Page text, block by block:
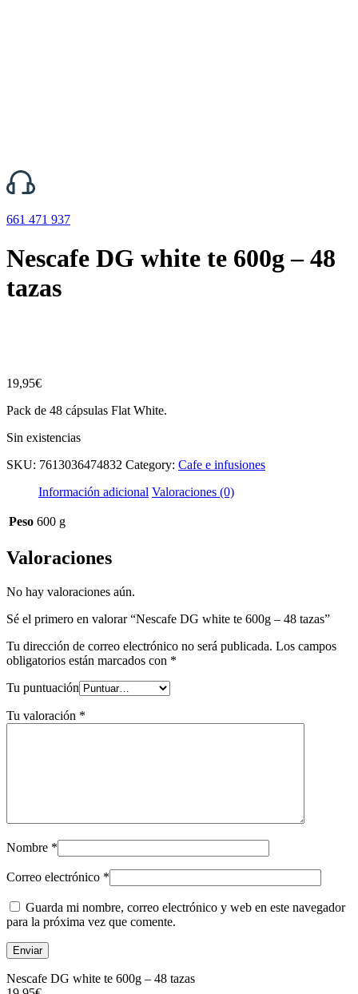
661 471 937
Nescafe DG white te 600g – 48
tazas
19,95€
Pack de 48 cápsulas Flat White.
Sin existencias
SKU: 7613036474832 Category: Cafe e infusiones
Información adicional Valoraciones (0)
Peso 600 g
Valoraciones
No hay valoraciones aún.
Sé el primero en valorar “Nescafe DG white te 600g – 48 tazas”
Tu dirección de correo electrónico no será publicada. Los campos
obligatorios están marcados con *
Tu puntuación
Tu valoración *
Nombre *
Correo electrónico *
Guarda mi nombre, correo electrónico y web en este navegador
para la próxima vez que comente.
Nescafe DG white te 600g – 48 tazas